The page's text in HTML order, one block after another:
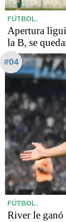
FÚTBOL.
Apertura
la B, se
#04
FÚTBOL.
River le